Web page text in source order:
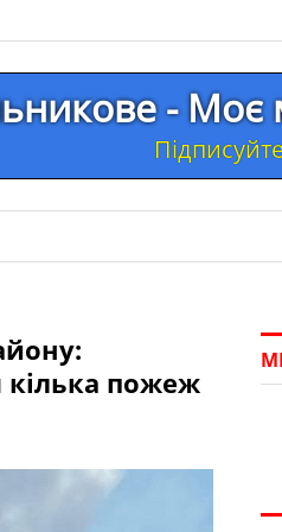
- Моє
кілька пожеж